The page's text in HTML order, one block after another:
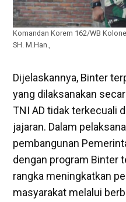
Komandan Korem 162/WB
SH. M.Han.,
Dijelaskannya, Binter
yang dilaksanakan
TNI AD tidak terkecuali
jajaran. Dalam
pembangunan
dengan program Binter
rangka meningkatkan
masyarakat melalui